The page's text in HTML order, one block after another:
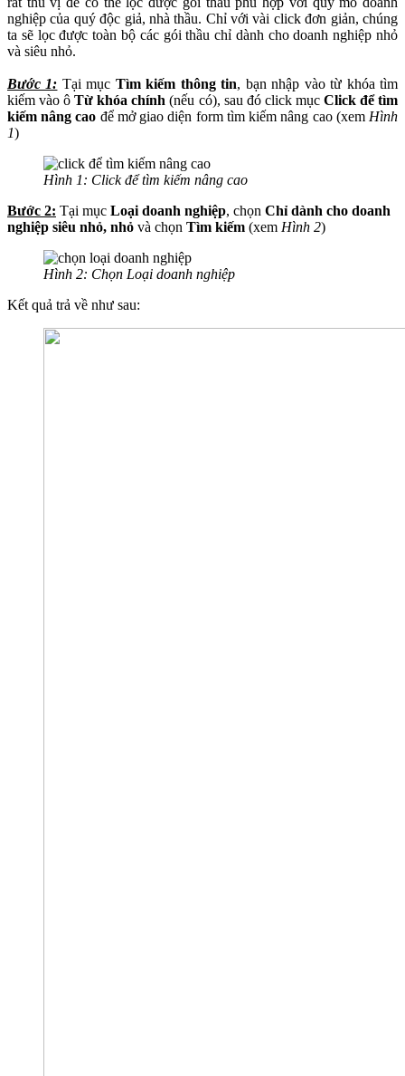
nghiệp của quý độc giả, nhà thầu. Chỉ với vài click đơn giản, chúng
ta sẽ lọc được toàn bộ các gói thầu chỉ dành cho doanh nghiệp nhỏ
và siêu nhỏ.
Bước 1: Tại mục Tìm kiếm thông tin, bạn nhập vào từ khóa tìm
kiếm vào ôTừ khóa chính (nếu có), sau đó click mục Click để tìm
kiếm nâng cao để mở giao diện form tìm kiếm nâng cao (xem Hình
1)
Hình 1: Click để tìm kiếm nâng cao
Bước 2: Tại mục Loại doanh nghiệp, chọn Chỉ dành cho doanh
nghiệp siêu nhỏ, nhỏ và chọn Tìm kiếm (xem Hình 2)
Hình 2: Chọn Loại doanh nghiệp
Kết quả trả về như sau: